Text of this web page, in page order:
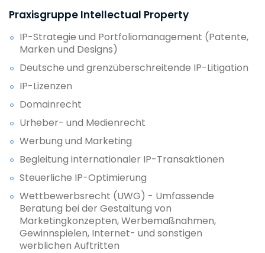
Praxisgruppe Intellectual Property
IP-Strategie und Portfoliomanagement (Patente,
Marken und Designs)
Deutsche und grenzüberschreitende IP-Litigation
IP-Lizenzen
Domainrecht
Urheber- und Medienrecht
Werbung und Marketing
Begleitung internationaler IP-Transaktionen
Steuerliche IP-Optimierung
Wettbewerbsrecht (UWG) - Umfassende
Beratung bei der Gestaltung von
Marketingkonzepten, Werbemaßnahmen,
Gewinnspielen, Internet- und sonstigen
werblichen Auftritten